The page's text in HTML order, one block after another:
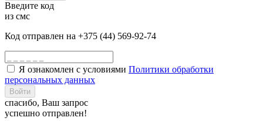
Введите код
из смс
Код отправлен на +375 (44) 569-92-74
Я ознакомлен с условиями Политики обработки
персональных данных
Войти
спасибо, Ваш запрос
успешно отправлен!